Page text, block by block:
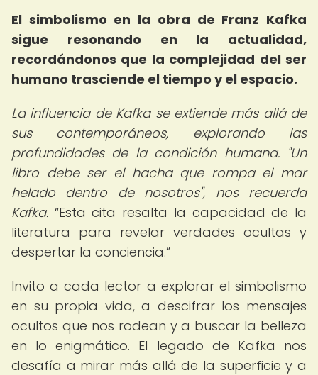
El simbolismo en la obra de Franz Kafka
sigue resonando en la actualidad,
recordándonos que la complejidad del ser
humano trasciende el tiempo y el espacio.
La influencia de Kafka se extiende más allá de
sus contemporáneos, explorando las
profundidades de la condición humana. "Un
libro debe ser el hacha que rompa el mar
helado dentro de nosotros", nos recuerda
Kafka. Esta cita resalta la capacidad de la
literatura para revelar verdades ocultas y
despertar la conciencia.
Invito a cada lector a explorar el simbolismo
en su propia vida, a descifrar los mensajes
ocultos que nos rodean y a buscar la belleza
en lo enigmático. El legado de Kafka nos
desafía a mirar más allá de la superficie y a